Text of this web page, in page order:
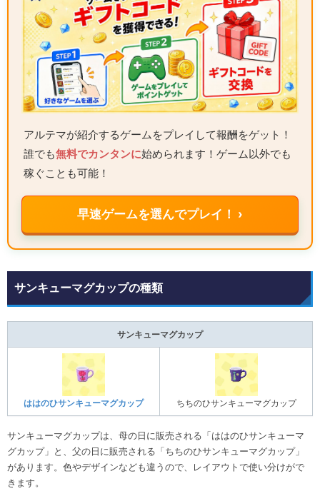
アルテマが紹介するゲームをプレイして報酬をゲット！
誰でも無料でカンタンに始められます！ゲーム以外でも
稼ぐことも可能！
早速ゲームを選んでプレイ！ ›
サンキューマグカップの種類
サンキューマグカップ
ははのひサンキューマグカップ ちちのひサンキューマグカップ
サンキューマグカップは、母の日に販売される「ははのひサンキューマ
グカップ」と、父の日に販売される「ちちのひサンキューマグカップ」
があります。色やデザインなども違うので、レイアウトで使い分けがで
きます。